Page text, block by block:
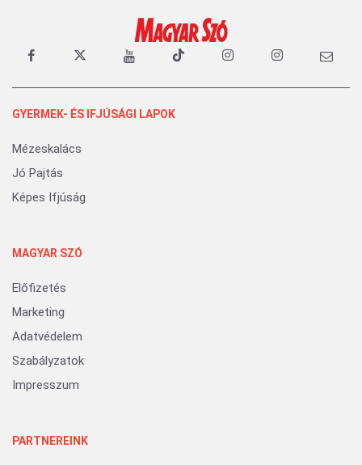
GYERMEK- ÉS IFJÚSÁGI LAPOK
Mézeskalács
Jó Pajtás
Képes Ifjúság
MAGYAR SZÓ
Előfizetés
Marketing
Adatvédelem
Szabályzatok
Impresszum
PARTNEREINK